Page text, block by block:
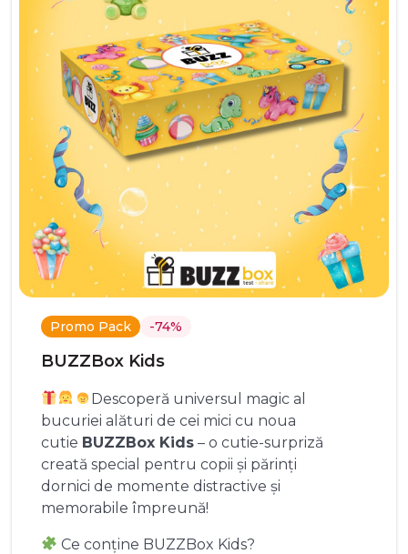
Promo Pack -74%
BUZZBox Kids
Descoperă universul magic al
bucuriei alături de cei mici cu noua
cutie BUZZBox Kids – o cutie-surpriză
creată special pentru copii și părinți
dornici de momente distractive și
memorabile împreună!
Ce conține BUZZBox Kids?